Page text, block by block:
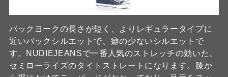
バックヨークの長さが短く、よりレギュラータイプに
近いバックシルエットで、癖の少ないシルエットで
す。NUDIEJEANSで一番人気のストレッチの効いた、
セミローライズのタイトストレートになります。膝か